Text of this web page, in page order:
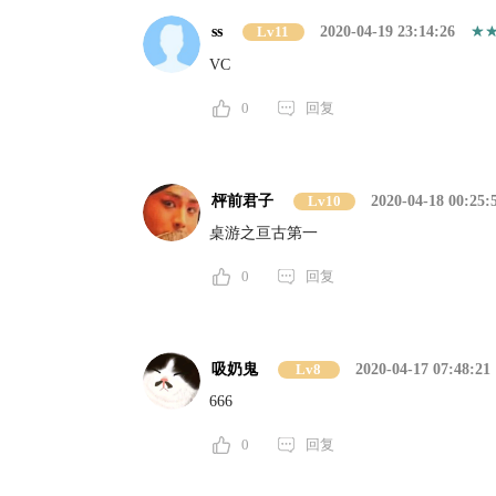
ss Lv11
2020-04-19 23:14:26
VC
0 回复
枰前君子 Lv10
2020-04-18
桌游之亘古第一
0 回复
吸奶鬼 Lv8
2020-04-17 07:48:21
666
0 回复